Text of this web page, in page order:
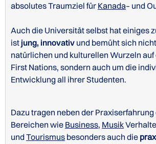
absolutes Traumziel für Kanada– und
Auch die Universität selbst hat einiges
ist jung, innovativ und bemüht sich
natürlichen und kulturellen Wurzeln auf
First Nations, sondern auch um die
Entwicklung all ihrer Studenten.
Dazu tragen neben der
Bereichen wie Business, Musik
und Tourismus besonders auch die